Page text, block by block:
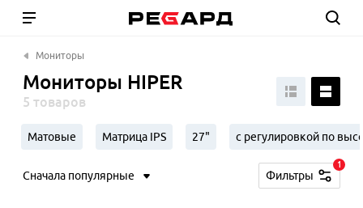
Мониторы
Мониторы HIPER
5 товаров
Матовые Матрица IPS 27" с регулировкой по
Сначала популярные Фильтры
1